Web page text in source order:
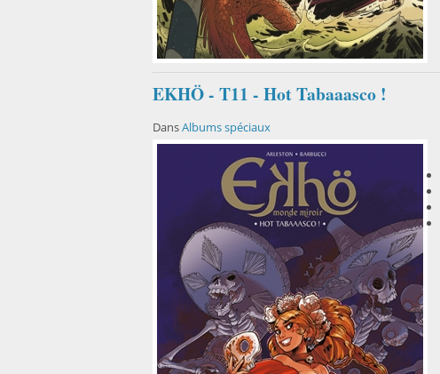
EKHÖ - T11 - Hot Tabaaasco !
DansAlbums spéciaux